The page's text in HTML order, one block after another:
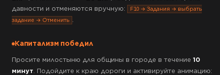
давности и отменяются вручную:
F10 → Задания → выбрать
задание → Отменить .
Капитализм победил
Просите милостыню для общины в городе в течение 10
минут . Подойдите к краю дороги и активируйте анимацию: